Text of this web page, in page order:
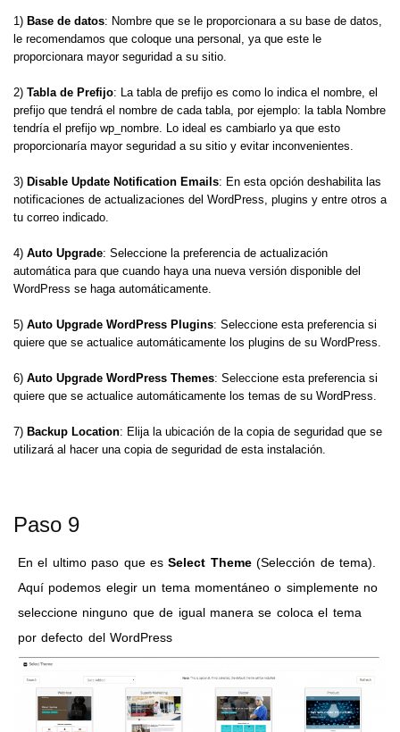
1) Base de datos: Nombre que se le proporcionara a su base de datos,
le recomendamos que coloque una personal, ya que este le
proporcionara mayor seguridad a su sitio.
2) Tabla de Prefijo: La tabla de prefijo es como lo indica el nombre, el
prefijo que tendrá el nombre de cada tabla, por ejemplo: la tabla Nombre
tendría el prefijo wp_nombre. Lo ideal es cambiarlo ya que esto
proporcionaría mayor seguridad a su sitio y evitar inconvenientes.
3) Disable Update Notification Emails: En esta opción deshabilita las
notificaciones de actualizaciones del WordPress, plugins y entre otros a
tu correo indicado.
4) Auto Upgrade: Seleccione la preferencia de actualización
automática para que cuando haya una nueva versión disponible del
WordPress se haga automáticamente.
5) Auto Upgrade WordPress Plugins: Seleccione esta preferencia si
quiere que se actualice automáticamente los plugins de su WordPress.
6) Auto Upgrade WordPress Themes: Seleccione esta preferencia si
quiere que se actualice automáticamente los temas de su WordPress.
7) Backup Location: Elija la ubicación de la copia de seguridad que se
utilizará al hacer una copia de seguridad de esta instalación.
Paso 9
En el ultimo paso que esSelect Theme(Selección de tema).
Aquí podemos elegir un tema momentáneo o simplemente no
seleccione ninguno que de igual manera se coloca el tema
por defecto del WordPress